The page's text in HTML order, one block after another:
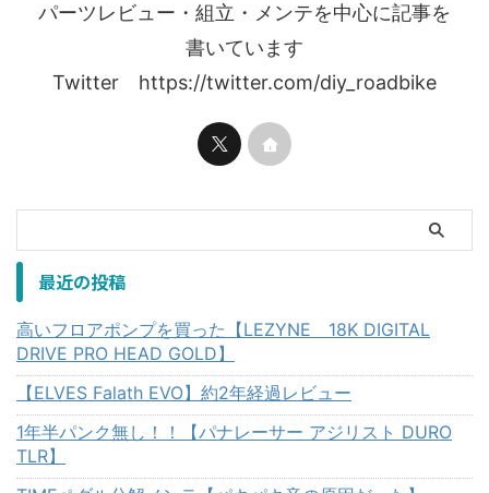
パーツレビュー・組立・メンテを中心に記事を
書いています
Twitter https://twitter.com/diy_roadbike
最近の投稿
高いフロアポンプを買った【LEZYNE 18K DIGITAL
DRIVE PRO HEAD GOLD】
【ELVES Falath EVO】約2年経過レビュー
1年半パンク無し！！【パナレーサー アジリスト DURO
TLR】